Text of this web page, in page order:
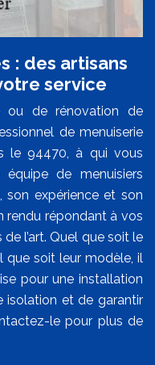
: des artisans
service
ou de rénovation de
de menuiserie
le 94470, à qui vous
de menuisiers
expérience et son
rendu répondant à vos
l’art. Quel que soit le
que soit leur modèle, il
pour une installation
isolation et de garantir
le pour plus de